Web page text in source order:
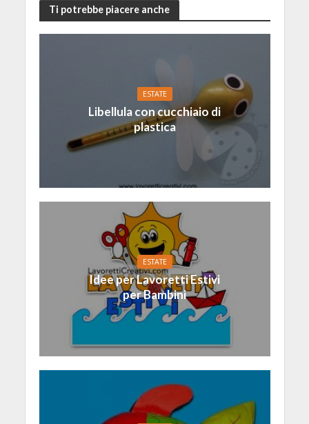
Ti potrebbe piacere anche
ESTATE
Libellula con cucchiaio di
plastica
ESTATE
Idee per Lavoretti Estivi
per Bambini